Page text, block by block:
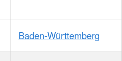
Baden-Württemberg